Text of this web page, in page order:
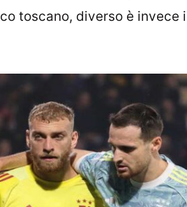
toscano, diverso è invece